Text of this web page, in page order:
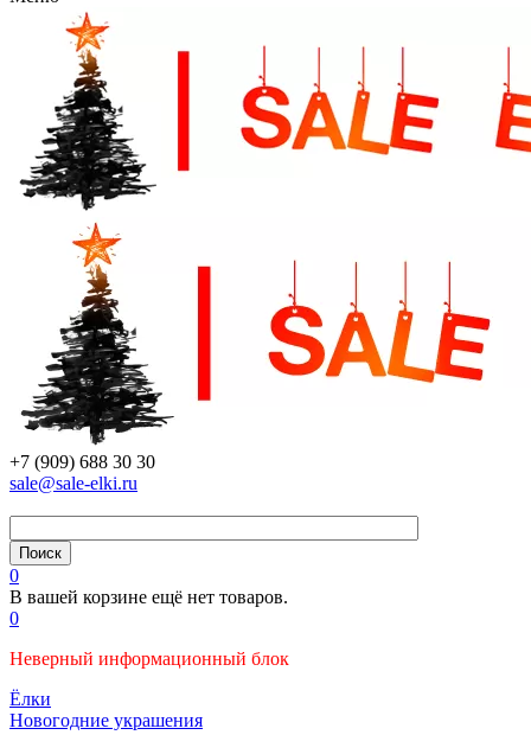
+7 (909) 688 30 30
sale@sale-elki.ru
0
В вашей корзине ещё нет товаров.
0
Неверный информационный блок
Ёлки
Новогодние украшения